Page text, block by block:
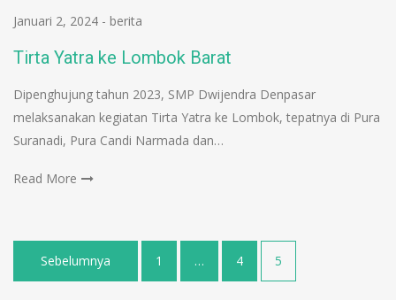
Januari 2, 2024 - berita
Tirta Yatra ke Lombok Barat
Dipenghujung tahun 2023, SMP Dwijendra Denpasar
melaksanakan kegiatan Tirta Yatra ke Lombok, tepatnya di Pura
Suranadi, Pura Candi Narmada dan…
Read More
Sebelumnya 1 … 4 5